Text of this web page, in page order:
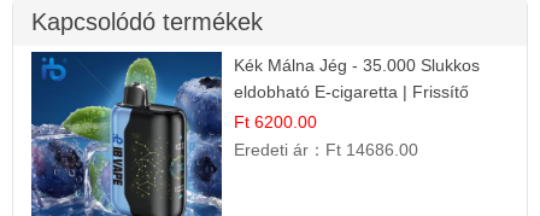
Kapcsolódó termékek
Kék Málna Jég - 35.000 Slukkos
eldobható E-cigaretta | Frissítő
Ízélmény
Ft 6200.00
Eredeti ár： Ft 14686.00